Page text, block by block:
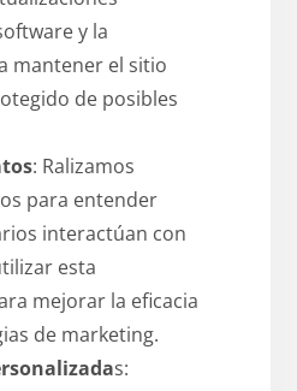
y la
mantener el sitio
de posibles
: Ralizamos
para entender
interactúan con
esta
mejorar la eficacia
de marketing.
s: